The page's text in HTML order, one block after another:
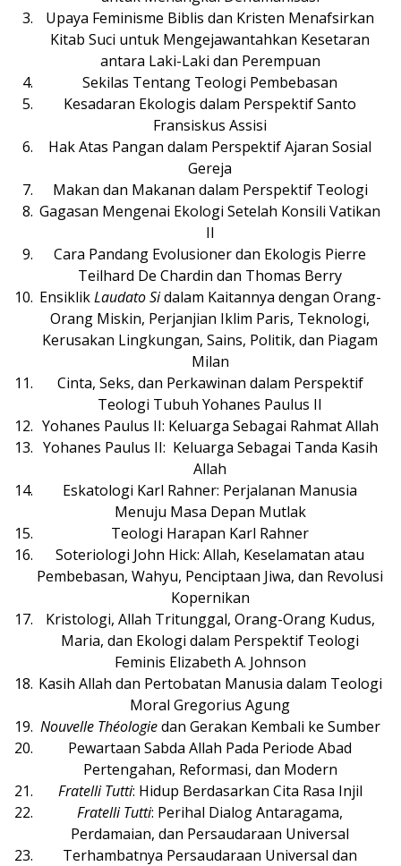
Upaya Feminisme Biblis dan Kristen Menafsirkan
Kitab Suci untuk Mengejawantahkan Kesetaran
antara Laki-Laki dan Perempuan
Sekilas Tentang Teologi Pembebasan
Kesadaran Ekologis dalam Perspektif Santo
Fransiskus Assisi
Hak Atas Pangan dalam Perspektif Ajaran Sosial
Gereja
Makan dan Makanan dalam Perspektif Teologi
Gagasan Mengenai Ekologi Setelah Konsili Vatikan
II
Cara Pandang Evolusioner dan Ekologis Pierre
Teilhard De Chardin dan Thomas Berry
EnsiklikLaudato Sidalam Kaitannya dengan Orang-
Orang Miskin, Perjanjian Iklim Paris, Teknologi,
Kerusakan Lingkungan, Sains, Politik, dan Piagam
Milan
Cinta, Seks, dan Perkawinan dalam Perspektif
Teologi Tubuh Yohanes Paulus II
Yohanes Paulus II: Keluarga Sebagai Rahmat Allah
Yohanes Paulus II: Keluarga Sebagai Tanda Kasih
Allah
Eskatologi Karl Rahner: Perjalanan Manusia
Menuju Masa Depan Mutlak
Teologi Harapan Karl Rahner
Soteriologi John Hick: Allah, Keselamatan atau
Pembebasan, Wahyu, Penciptaan Jiwa, dan Revolusi
Kopernikan
Kristologi, Allah Tritunggal, Orang-Orang Kudus,
Maria, dan Ekologi dalam Perspektif Teologi
Feminis Elizabeth A. Johnson
Kasih Allah dan Pertobatan Manusia dalam Teologi
Moral Gregorius Agung
Nouvelle Théologiedan Gerakan Kembali ke Sumber
Pewartaan Sabda Allah Pada Periode Abad
Pertengahan, Reformasi, dan Modern
Fratelli Tutti: Hidup Berdasarkan Cita Rasa Injil
Fratelli Tutti: Perihal Dialog Antaragama,
Perdamaian, dan Persaudaraan Universal
Terhambatnya Persaudaraan Universal dan